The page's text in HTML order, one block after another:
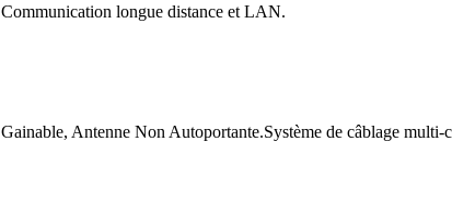
Communication longue distance et LAN.
Gainable, Antenne Non Autoportante.Système de câblage multi-